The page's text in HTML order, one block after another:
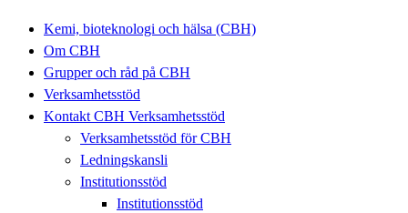
Kemi, bioteknologi och hälsa (CBH)
Om CBH
Grupper och råd på CBH
Verksamhetsstöd
Kontakt CBH Verksamhetsstöd
Verksamhetsstöd för CBH
Ledningskansli
Institutionsstöd
Institutionsstöd